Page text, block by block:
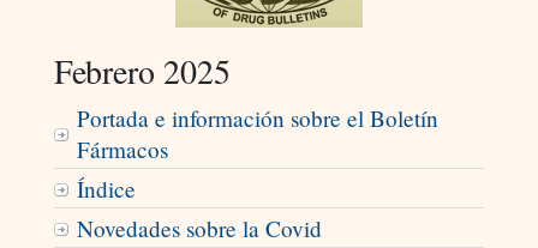
Febrero 2025
Portada e información sobre el Boletín
Fármacos
Índice
Novedades sobre la Covid